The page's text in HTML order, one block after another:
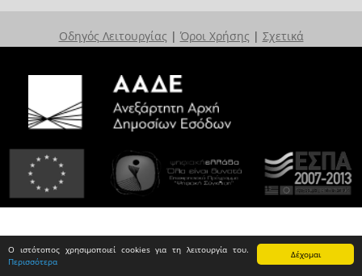
Δέχομαι
Ο ιστότοπος χρησιμοποιεί cookies για τη λειτουργία του.
Περισσότερα
Οδηγός Λειτουργίας | Όροι Χρήσης | Σχετικά